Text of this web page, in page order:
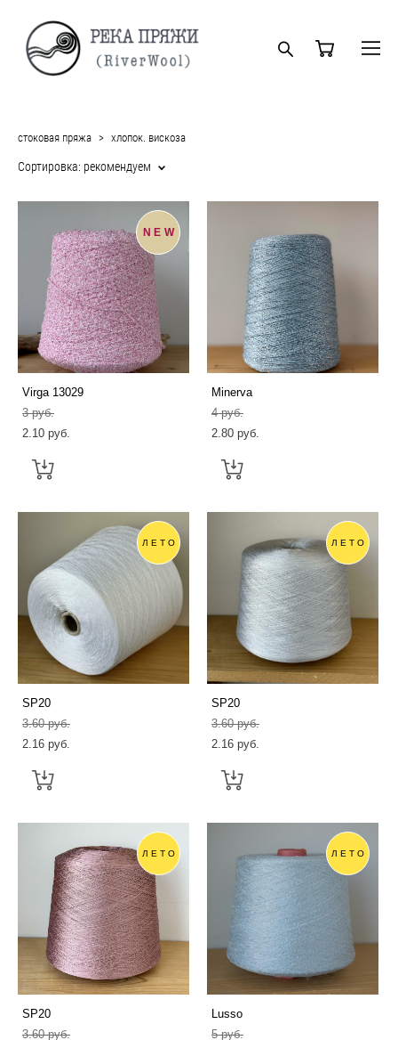
стоковая пряжа > хлопок. вискоза
Сортировка: рекомендуем
NEW
Virga 13029
3 pуб.
2.10 pуб.
Minerva
4 pуб.
2.80 pуб.
ЛЕТО
SP20
3.60 pуб.
2.16 pуб.
ЛЕТО
SP20
3.60 pуб.
2.16 pуб.
ЛЕТО
SP20
3.60 pуб.
ЛЕТО
Lusso
5 pуб.